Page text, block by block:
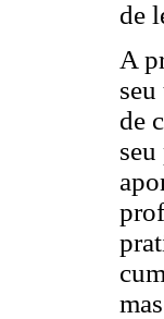
de
A
de